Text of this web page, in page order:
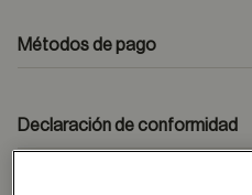
Métodos de pago
Declaración de conformidad